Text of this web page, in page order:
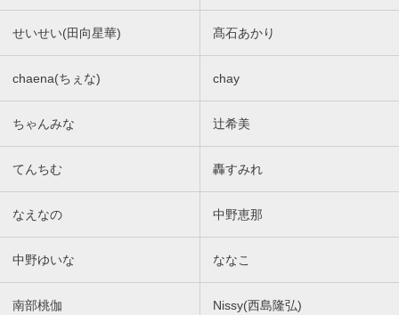
せいせい(田向星華) 髙石あかり
chaena(ちぇな) chay
ちゃんみな 辻希美
てんちむ 轟すみれ
なえなの 中野恵那
中野ゆいな ななこ
南部桃伽 Nissy(西島隆弘)